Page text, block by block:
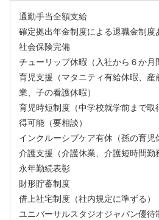
通勤手当全額支給
確定拠出年金制度による退職金制度
社会保険完備
チューリップ休暇（入社から６か月
育児支援（マタニティ有給休暇、産
業、子の看護休暇）
育児時短制度（中学校就学前まで取
得可能（要相談）
インクルーシブケア有休（孫の育児
介護支援（介護休業、介護短時間勤
永年勤続表彰
財形貯蓄制度
借上社宅制度（社内規定に準ずる）
ユニバーサルスタジオジャパン優待